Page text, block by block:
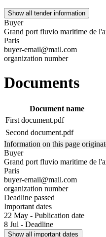
Show all tender information
Buyer
Grand port fluvio maritime de
Paris
buyer-email@mail.com
organization number
Documents
Document name
First document.pdf
Second document.pdf
Information on this page
Buyer
Grand port fluvio maritime de
Paris
buyer-email@mail.com
organization number
Deadline passed
Important dates
22 May - Publication date
8 Jul - Deadline
Show all important dates